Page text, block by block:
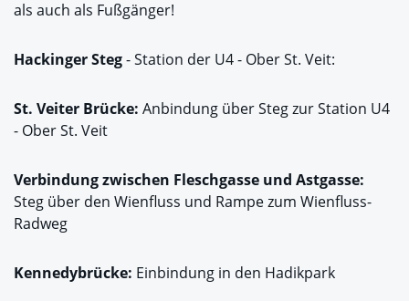
als auch als Fußgänger!
Hackinger Steg- Station der U4 - Ober St. Veit:
St. Veiter Brücke: Anbindung über Steg zur Station U4
- Ober St. Veit
Verbindung zwischen Fleschgasse und Astgasse:
Steg über den Wienfluss und Rampe zum Wienfluss-
Radweg
Kennedybrücke: Einbindung in den Hadikpark